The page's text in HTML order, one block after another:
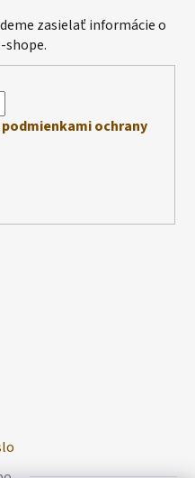
zasielať informácie o
shope.
podmienkami ochrany